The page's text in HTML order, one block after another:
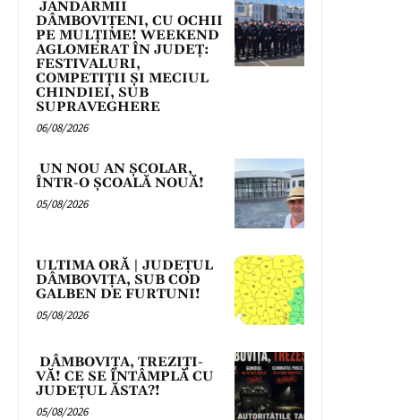
JANDARMII
DÂMBOVIȚENI, CU OCHII
PE MULȚIME! WEEKEND
AGLOMERAT ÎN JUDEȚ:
FESTIVALURI,
COMPETIȚII ȘI MECIUL
CHINDIEI, SUB
SUPRAVEGHERE
06/08/2026
UN NOU AN ȘCOLAR,
ÎNTR-O ȘCOALĂ NOUĂ!
05/08/2026
ULTIMA ORĂ | JUDEȚUL
DÂMBOVIȚA, SUB COD
GALBEN DE FURTUNI!
05/08/2026
DÂMBOVIȚA, TREZIȚI-
VĂ! CE SE ÎNTÂMPLĂ CU
JUDEȚUL ĂSTA?!
05/08/2026